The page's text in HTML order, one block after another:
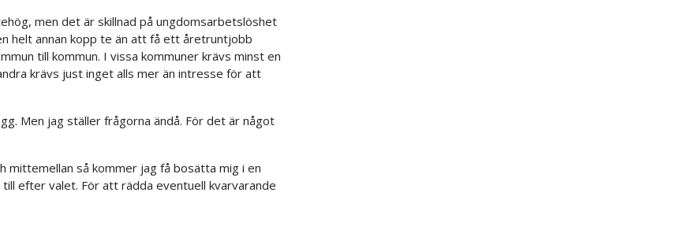
men det är skillnad på ungdomsarbetslöshet
helt annan kopp te än att få ett åretruntjobb
till kommun. I vissa kommuner krävs minst en
krävs just inget alls mer än intresse för att
Men jag ställer frågorna ändå. För det är något
mittemellan så kommer jag få bosätta mig i en
efter valet. För att rädda eventuell kvarvarande